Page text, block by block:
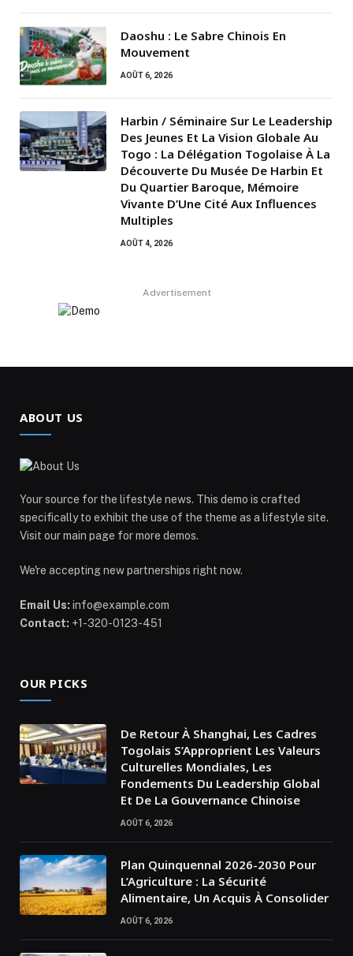
Daoshu : Le Sabre Chinois En
Mouvement
AOÛT 6, 2026
Harbin / Séminaire Sur Le Leadership
Des Jeunes Et La Vision Globale Au
Togo : La Délégation Togolaise À La
Découverte Du Musée De Harbin Et
Du Quartier Baroque, Mémoire
Vivante D’Une Cité Aux Influences
Multiples
AOÛT 4, 2026
Advertisement
ABOUT US
Your source for the lifestyle news. This demo is crafted
specifically to exhibit the use of the theme as a lifestyle site.
Visit our main page for more demos.
We're accepting new partnerships right now.
Email Us: info@example.com
Contact: +1-320-0123-451
OUR PICKS
De Retour À Shanghai, Les Cadres
Togolais S’Approprient Les Valeurs
Culturelles Mondiales, Les
Fondements Du Leadership Global
Et De La Gouvernance Chinoise
AOÛT 6, 2026
Plan Quinquennal 2026-2030 Pour
L’Agriculture : La Sécurité
Alimentaire, Un Acquis À Consolider
AOÛT 6, 2026